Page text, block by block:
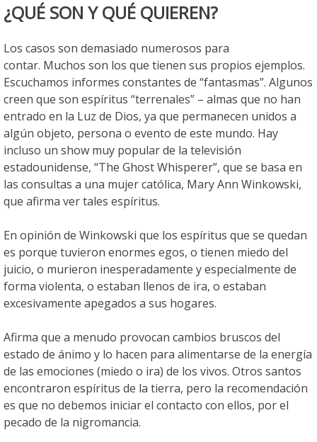
¿QUÉ SON Y QUÉ QUIEREN?
Los casos son demasiado numerosos para
contar. Muchos son los que tienen sus propios ejemplos.
Escuchamos informes constantes de “fantasmas”. Algunos
creen que son espíritus “terrenales” – almas que no han
entrado en la Luz de Dios, ya que permanecen unidos a
algún objeto, persona o evento de este mundo. Hay
incluso un show muy popular de la televisión
estadounidense, “The Ghost Whisperer”, que se basa en
las consultas a una mujer católica, Mary Ann Winkowski,
que afirma ver tales espíritus.
En opinión de Winkowski que los espíritus que se quedan
es porque tuvieron enormes egos, o tienen miedo del
juicio, o murieron inesperadamente y especialmente de
forma violenta, o estaban llenos de ira, o estaban
excesivamente apegados a sus hogares.
Afirma que a menudo provocan cambios bruscos del
estado de ánimo y lo hacen para alimentarse de la energía
de las emociones (miedo o ira) de los vivos. Otros santos
encontraron espíritus de la tierra, pero la recomendación
es que no debemos iniciar el contacto con ellos, por el
pecado de la nigromancia.